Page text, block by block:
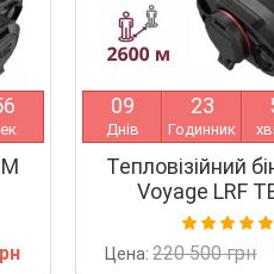
5 09
Днів
23
Годинник
Тепловізійний
Voyage LRF
Цена:220 500 грн